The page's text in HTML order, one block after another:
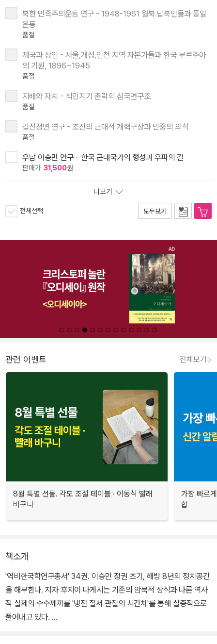
북한 민족주의운동 연구 - 1948-1961 월북.납북인들과 통일
운동
품절
제국과 상인 - 서울,개성,인천 지역 자본가들과 한국 부르주아
의 기원, 1896~1945
품절
지배와 자치 - 식민지기 촌락의 삼국면구조
품절
갑신정변 연구 - 조선의 근대적 개혁구상과 민중의 의식
품절
우남 이승만 연구 - 한국 근대국가의 형성과 우파의 길
판매가 31,500원
더보기
전체선택 모두보기
관련 이벤트 전체보기
8월 특별 선물. 각도 조절 테이블 · 이동식 빨래
바구니
가장 빠르
합
책소개
'역비한국학연구총서' 34권. 이승만 정권 초기, 해방 8년의 정치공간
을 해부한다. 저자 후지이 다케시는 기존의 암묵적 상식과 다른 역사
적 실제의 수수께끼를 '냉전 질서 관철의 시간차'를 통해 실증적으로
풀어내고 있다.